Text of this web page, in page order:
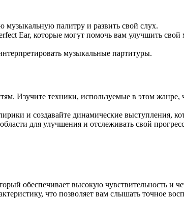
палитру и развить свой слух.
Ear, которые могут помочь вам улучшить
музыкальные партитуры.
Изучите техники, используемые в этом жанре,
и создавайте динамические выступления,
для улучшения и отслеживать свой
обеспечивает высокую чувствительность и
что позволяет вам слышать точное